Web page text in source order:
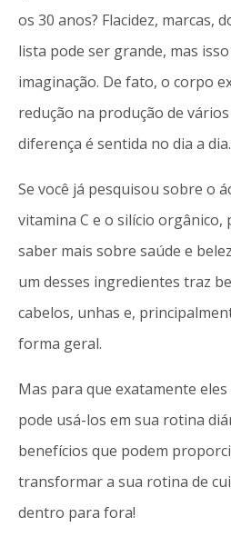
os 30 anos? Flacidez, marcas,
lista pode ser grande, mas
imaginação. De fato, o corpo
redução na produção de
diferença é sentida no dia a dia.
Se você já pesquisou sobre o
vitamina C e o silício
saber mais sobre saúde e
um desses ingredientes traz
cabelos, unhas e,
forma geral.
Mas para que exatamente eles
pode usá-los em sua rotina
benefícios que podem
transformar a sua rotina de
dentro para fora!